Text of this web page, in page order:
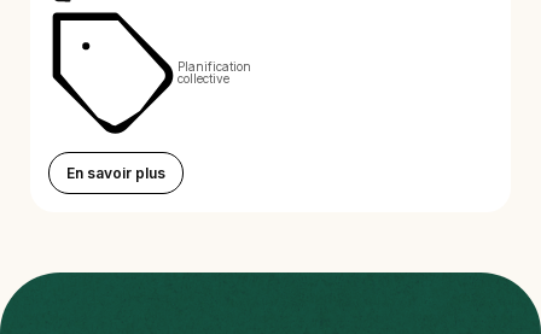
Planification
collective
En savoir plus